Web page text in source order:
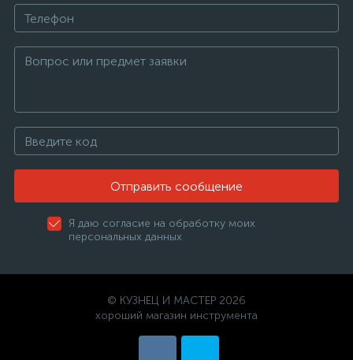
Отправить сообщение
Я даю согласие на обработку моих
персональных данных
© КУЗНЕЦ И МАСТЕР 2026
хороший магазин инструмента